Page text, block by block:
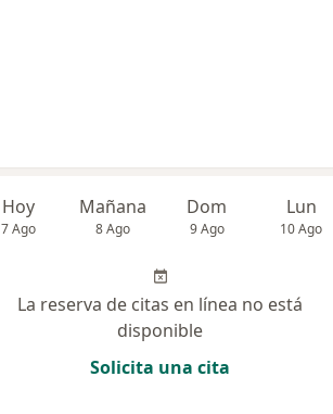
Hoy
7 Ago
Mañana
8 Ago
Dom
9 Ago
Lun
10 Ago
La reserva de citas en línea no está
disponible
Solicita una cita